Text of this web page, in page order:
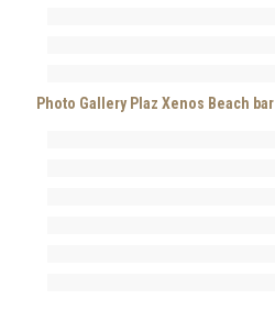
Photo Gallery Plaz Xenos Beach bar